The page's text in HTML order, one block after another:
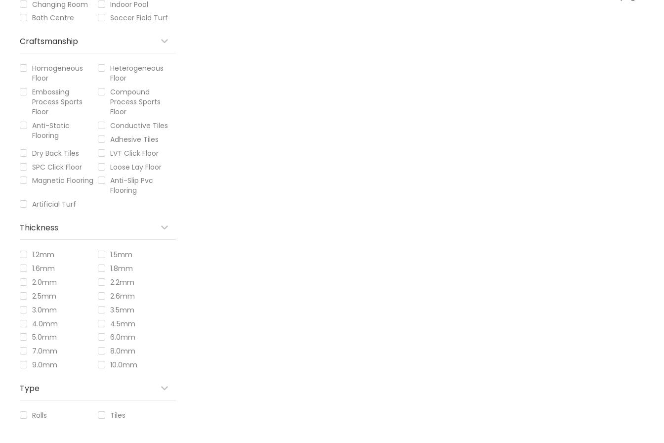
Changing Room
Indoor Pool
Bath Centre
Soccer Field Turf
Craftsmanship
Homogeneous
Floor
Heterogeneous
Floor
Embossing
Process Sports
Floor
Compound
Process Sports
Floor
Anti-Static
Flooring
Conductive Tiles
Adhesive Tiles
Dry Back Tiles
LVT Click Floor
SPC Click Floor
Loose Lay Floor
Magnetic Flooring
Anti-Slip Pvc
Flooring
Artificial Turf
Thickness
1.2mm
1.5mm
1.6mm
1.8mm
2.0mm
2.2mm
2.5mm
2.6mm
3.0mm
3.5mm
4.0mm
4.5mm
5.0mm
6.0mm
7.0mm
8.0mm
9.0mm
10.0mm
Type
Rolls Tiles